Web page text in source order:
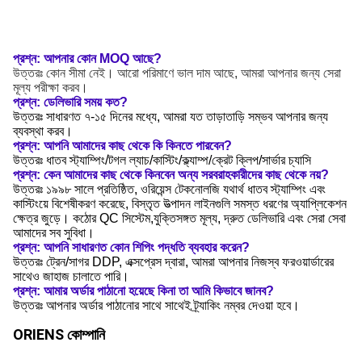
প্রশ্ন: আপনার কোন MOQ আছে?
উত্তরঃ কোন সীমা নেই। আরো পরিমাণে ভাল দাম আছে, আমরা আপনার জন্য সেরা
মূল্য পরীক্ষা করব।
প্রশ্ন: ডেলিভারি সময় কত?
উত্তরঃ সাধারণত ৭-১৫ দিনের মধ্যে, আমরা যত তাড়াতাড়ি সম্ভব আপনার জন্য
ব্যবস্থা করব।
প্রশ্ন: আপনি আমাদের কাছ থেকে কি কিনতে পারবেন?
উত্তরঃ ধাতব স্ট্যাম্পিং/টগল ল্যাচ/কাস্টিং/ক্ল্যাম্প/ক্রেট ক্লিপ/সার্ভার চ্যাসি
প্রশ্ন: কেন আমাদের কাছ থেকে কিনবেন অন্য সরবরাহকারীদের কাছ থেকে নয়?
উত্তরঃ ১৯৯৮ সালে প্রতিষ্ঠিত, ওরিয়েন্স টেকনোলজি যথার্থ ধাতব স্ট্যাম্পিং এবং
কাস্টিংয়ে বিশেষীকরণ করেছে, বিস্তৃত উত্পাদন লাইনগুলি সমস্ত ধরণের অ্যাপ্লিকেশন
ক্ষেত্র জুড়ে। কঠোর QC সিস্টেম,যুক্তিসঙ্গত মূল্য, দ্রুত ডেলিভারি এবং সেরা সেবা
আমাদের সব সুবিধা।
প্রশ্ন: আপনি সাধারণত কোন শিপিং পদ্ধতি ব্যবহার করেন?
উত্তরঃ ট্রেন/সাগর DDP, এক্সপ্রেস দ্বারা, আমরা আপনার নিজস্ব ফরওয়ার্ডারের
সাথেও জাহাজ চালাতে পারি।
প্রশ্ন: আমার অর্ডার পাঠানো হয়েছে কিনা তা আমি কিভাবে জানব?
উত্তরঃ আপনার অর্ডার পাঠানোর সাথে সাথেই ট্র্যাকিং নম্বর দেওয়া হবে।
ORIENS কোম্পানি